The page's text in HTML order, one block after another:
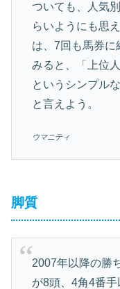
ついても、人気
らいようにも思
は、7回も馬券に
みると、「上位
というシンプル
と言えよう。
ウマニティ
脚質
2007年以降の勝
が8頭、4角4番